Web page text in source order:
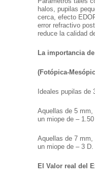
halos, pupilas
cerca, efecto
error refractivo
reduce la calidad
La importancia
(Fotópica-
Ideales pupilas de
Aquellas de 5
un miope de – 1.50
Aquellas de 7
un miope de – 3 D.
El Valor real del